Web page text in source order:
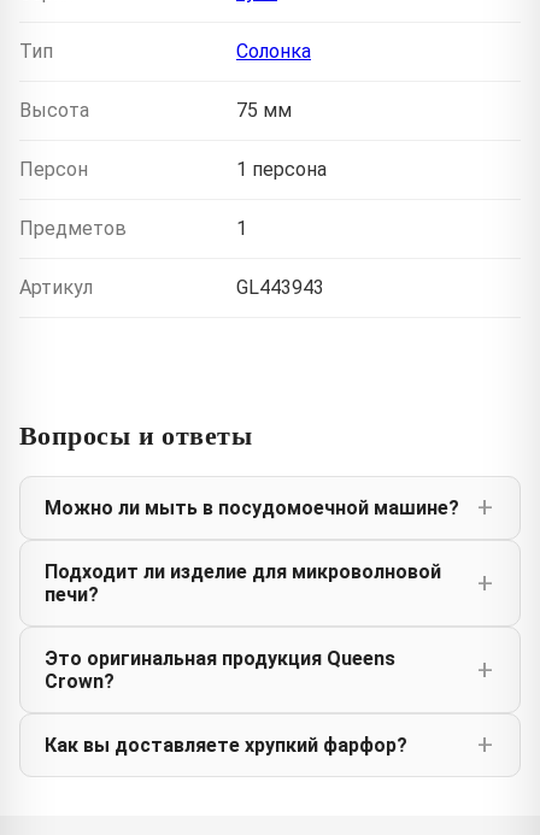
Тип Солонка
Высота 75 мм
Персон 1 персона
Предметов 1
Артикул GL443943
Вопросы и ответы
Можно ли мыть в посудомоечной машине?
Подходит ли изделие для микроволновой
печи?
Это оригинальная продукция Queens
Crown?
Как вы доставляете хрупкий фарфор?